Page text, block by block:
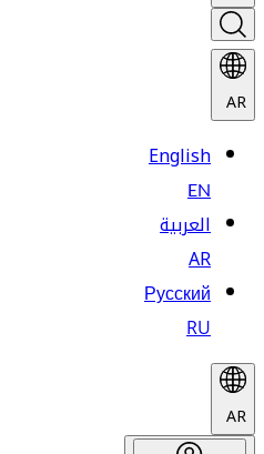
AR
English
EN
العربية
AR
Русский
RU
AR